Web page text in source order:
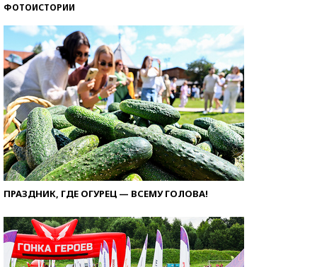
ФОТОИСТОРИИ
ПРАЗДНИК, ГДЕ ОГУРЕЦ — ВСЕМУ ГОЛОВА!